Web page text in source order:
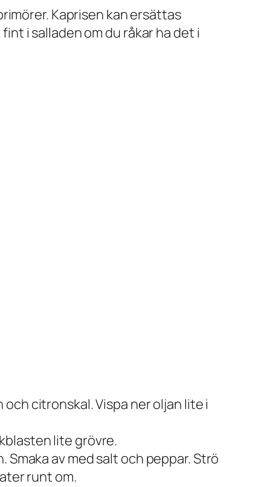
Kaprisen kan ersättas
i salladen om du råkar ha det i
citronskal. Vispa ner oljan lite i
lite grövre.
av med salt och peppar. Strö
runt om.